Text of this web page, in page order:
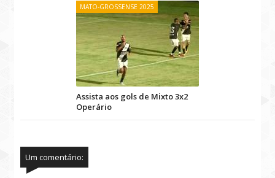
MATO-GROSSENSE 2025
Assista aos gols de Mixto 3x2
Operário
Um comentário: